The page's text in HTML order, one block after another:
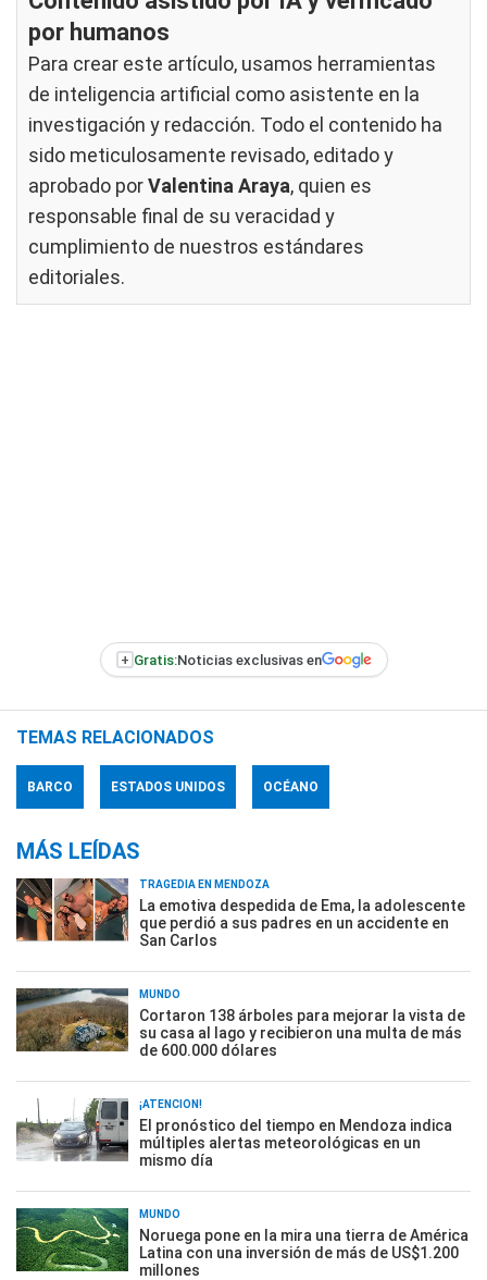
por humanos
Para crear este artículo, usamos herramientas
de inteligencia artificial como asistente en la
investigación y redacción. Todo el contenido ha
sido meticulosamente revisado, editado y
aprobado porValentina Araya, quien es
responsable final de su veracidad y
cumplimiento de nuestros estándares
editoriales.
+ Gratis:Noticias exclusivas en
TEMAS RELACIONADOS
BARCO ESTADOS UNIDOS OCÉANO
MÁS LEÍDAS
TRAGEDIA EN MENDOZA
La emotiva despedida de Ema, la adolescente
que perdió a sus padres en un accidente en
San Carlos
MUNDO
Cortaron 138 árboles para mejorar la vista de
su casa al lago y recibieron una multa de más
de 600.000 dólares
¡ATENCIÓN!
El pronóstico del tiempo en Mendoza indica
múltiples alertas meteorológicas en un
mismo día
MUNDO
Noruega pone en la mira una tierra de América
Latina con una inversión de más de US$1.200
millones